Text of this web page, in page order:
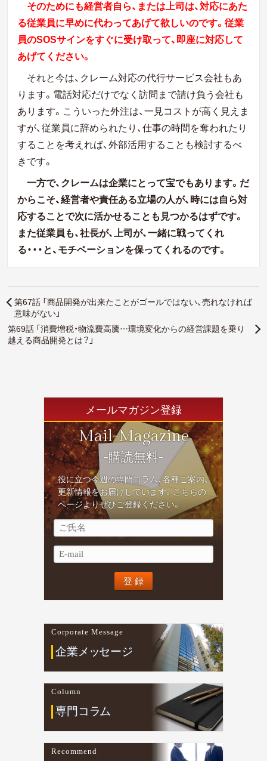
そのためにも経営者自ら、または上司は、対応にあた
る従業員に早めに代わってあげて欲しいのです。従業
員のSOSサインをすぐに受け取って、即座に対応して
あげてください。
それと今は、クレーム対応の代行サービス会社もあ
ります。電話対応だけでなく訪問まで請け負う会社も
あります。こういった外注は、一見コストが高く見えま
すが、従業員に辞められたり、仕事の時間を奪われたり
することを考えれば、外部活用することも検討するべ
きです。
一方で、クレームは企業にとって宝でもあります。だ
からこそ、経営者や責任ある立場の人が、時には自ら対
応することで次に活かせることも見つかるはずです。
また従業員も、社長が、上司が、一緒に戦ってくれ
る・・・と、モチベーションを保ってくれるのです。
第67話 「商品開発が出来たことがゴールではない、売れなければ
意味がない」
第69話 「消費増税・物流費高騰…環境変化からの経営課題を乗り
越える商品開発とは？」
メールマガジン登録
Mail-Magazine
-購読無料-
役に立つ今週の専門コラム、各種ご案内、
更新情報をお届けしています。こちらの
ページよりぜひご登録ください。
Corporate Message
企業メ ッセージ
Column
専門コ ラム
Recommend